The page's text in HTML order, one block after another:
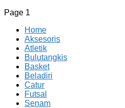
Page 1
Home
Aksesoris
Atletik
Bulutangkis
Basket
Beladiri
Catur
Futsal
Senam